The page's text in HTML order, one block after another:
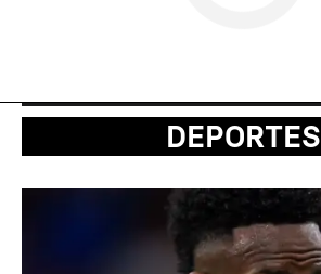
DEPORTES